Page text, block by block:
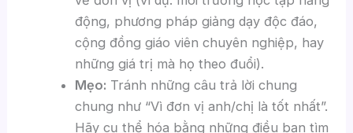
động, phương pháp giảng dạy độc đáo,
cộng đồng giáo viên chuyên nghiệp, hay
những giá trị mà họ theo đuổi).
Mẹo: Tránh những câu trả lời chung
chung như “Vì đơn vị anh/chị là tốt nhất”.
Hãy cụ thể hóa bằng những điều bạn tìm